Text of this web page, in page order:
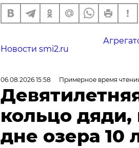
Новости smi2.ru
06.08.2026 15:58 Примерное время
кольцо
дне озера 10